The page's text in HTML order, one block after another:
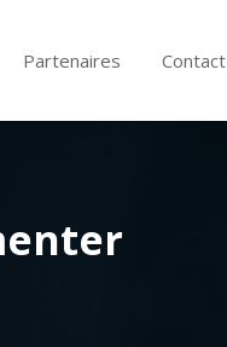
Partenaires Contact